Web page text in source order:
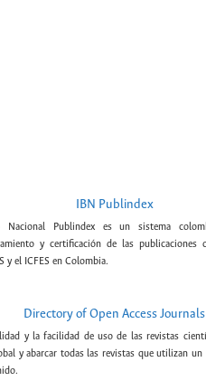
IBN Publindex
Nacional Publindex es un sistema
y certificación de las publicaciones
y el ICFES en Colombia.
Directory of Open Access Journals
y la facilidad de uso de las revistas
y abarcar todas las revistas que utilizan